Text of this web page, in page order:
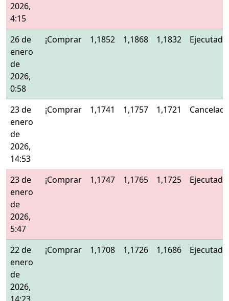
2026,
4:15
26 de
enero
de
2026,
0:58
¡Comprar 1,1852 1,1868 1,1832 Ejecutado
23 de
enero
de
2026,
14:53
¡Comprar 1,1741 1,1757 1,1721
23 de
enero
de
2026,
5:47
¡Comprar 1,1747 1,1765 1,1725 Ejecutado
22 de
enero
de
2026,
¡Comprar 1,1708 1,1726 1,1686 Ejecutado